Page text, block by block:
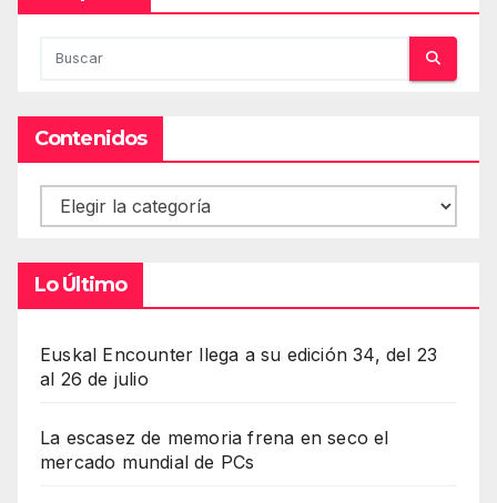
Contenidos
Contenidos
Lo Último
Euskal Encounter llega a su edición 34, del 23
al 26 de julio
La escasez de memoria frena en seco el
mercado mundial de PCs